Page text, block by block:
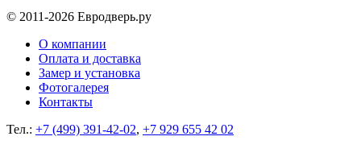
© 2011-2026 Евродверь.ру
О компании
Оплата и доставка
Замер и установка
Фотогалерея
Контакты
Тел.: +7 (499) 391-42-02, +7 929 655 42 02